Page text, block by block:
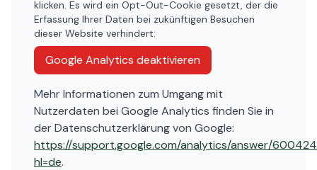
klicken. Es wird ein Opt-Out-Cookie gesetzt, der die
Erfassung Ihrer Daten bei zukünftigen Besuchen
dieser Website verhindert:
Google Analytics deaktivieren
Mehr Informationen zum Umgang mit
Nutzerdaten bei Google Analytics finden Sie in
der Datenschutzerklärung von Google:
https://support.google.com/analytics/answer/
hl=de.